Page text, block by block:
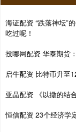
海证配资 “跌落神坛”
吃过呢！
投哪网配资 华泰期货
启牛配资 比特币升至
亚晶配资 《以撒的结
恒信配资 23个经济学